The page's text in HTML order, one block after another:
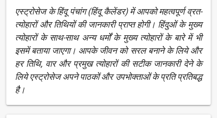
एस्ट्रोसेज के हिंदू पंचांग (हिंदू कैलेंडर) में आपको महत्वपूर्ण व्रत-
त्योहारों और तिथियों की जानकारी प्राप्त होगी। हिंदुओं के मुख्य
त्योहारों के साथ-साथ अन्य धर्मों के मुख्य त्योहारों के बारे में भी
इसमें बताया जाएगा। आपके जीवन को सरल बनाने के लिये और
हर तिथि, वार और प्रमुख त्योहारों की सटीक जानकारी देने के
लिये एस्ट्रोसेज अपने पाठकों और उपभोक्ताओं के प्रति प्रतिबद्ध
है।